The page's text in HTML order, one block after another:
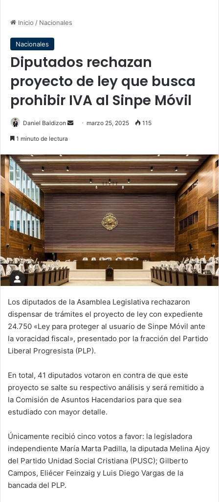
Inicio / Nacionales
Nacionales
Diputados rechazan
proyecto de ley que busca
prohibir IVA al Sinpe Móvil
Daniel Baldizon
Send marzo 25, 2025 115
1 minuto de lectura
Los diputados de la Asamblea Legislativa rechazaron
dispensar de trámites el proyecto de ley con expediente
24.750 «Ley para proteger al usuario de Sinpe Móvil ante
la voracidad fiscal», presentado por la fracción del Partido
Liberal Progresista (PLP).
En total, 41 diputados votaron en contra de que este
proyecto se salte su respectivo análisis y será remitido a
la Comisión de Asuntos Hacendarios para que sea
estudiado con mayor detalle.
Únicamente recibió cinco votos a favor: la legisladora
independiente María Marta Padilla, la diputada Melina Ajoy
del Partido Unidad Social Cristiana (PUSC); Gilberto
Campos, Eliécer Feinzaig y Luis Diego Vargas de la
bancada del PLP.